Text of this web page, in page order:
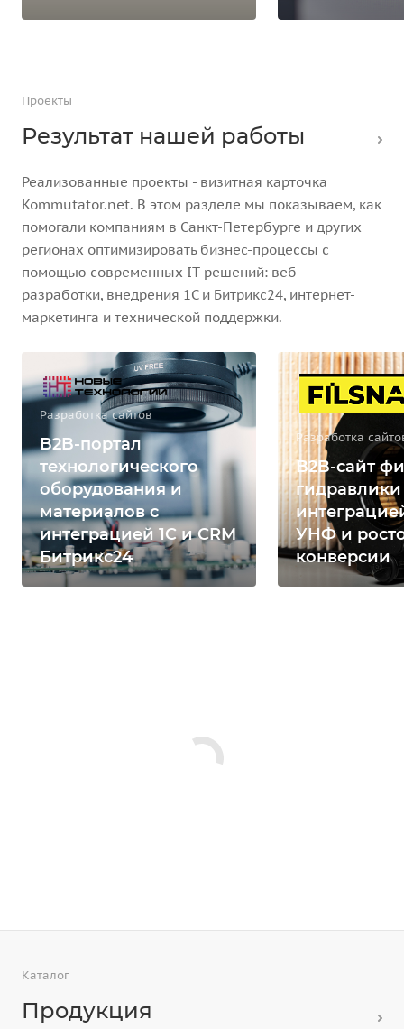
Проекты
Результат нашей работы
Реализованные проекты - визитная карточка
Kommutator.net. В этом разделе мы показываем, как
помогали компаниям в Санкт-Петербурге и других
регионах оптимизировать бизнес-процессы с
помощью современных IT-решений: веб-
разработки, внедрения 1С и Битрикс24, интернет-
маркетинга и технической поддержки.
Разработка сайтов
B2B-портал
технологического
оборудования и
материалов с
интеграцией 1С и CRM
Битрикс24
Разработка
B2B-сайт
гидравлики
УНФ и
конверсии
Каталог
Продукция